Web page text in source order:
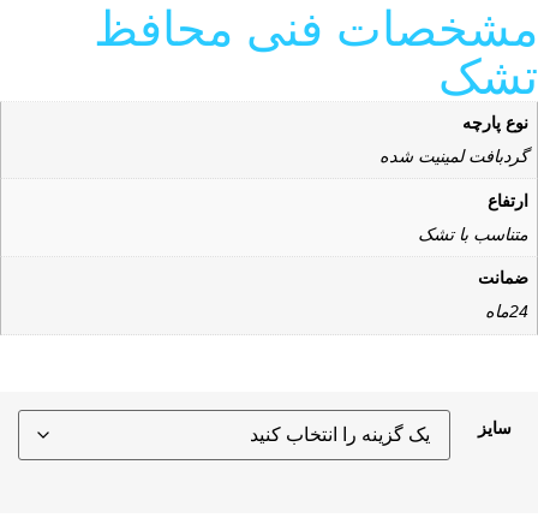
مشخصات فنی محافظ
تشک
نوع پارچه
گردبافت لمینیت شده
ارتفاع
متناسب با تشک
ضمانت
24ماه
سایز